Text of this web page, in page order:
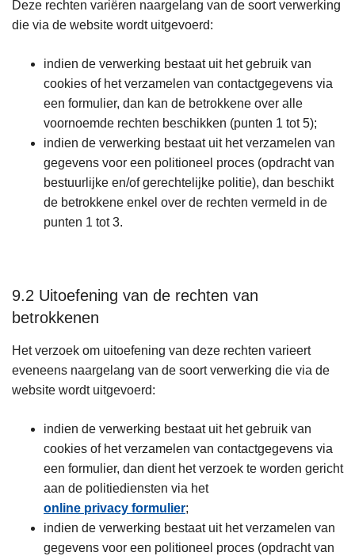
Deze rechten variëren naargelang van de soort verwerking
die via de website wordt uitgevoerd:
indien de verwerking bestaat uit het gebruik van
cookies of het verzamelen van contactgegevens via
een formulier, dan kan de betrokkene over alle
voornoemde rechten beschikken (punten 1 tot 5);
indien de verwerking bestaat uit het verzamelen van
gegevens voor een politioneel proces (opdracht van
bestuurlijke en/of gerechtelijke politie), dan beschikt
de betrokkene enkel over de rechten vermeld in de
punten 1 tot 3.
9.2 Uitoefening van de rechten van
betrokkenen
Het verzoek om uitoefening van deze rechten varieert
eveneens naargelang van de soort verwerking die via de
website wordt uitgevoerd:
indien de verwerking bestaat uit het gebruik van
cookies of het verzamelen van contactgegevens via
een formulier, dan dient het verzoek te worden gericht
aan de politiediensten via het
online privacy formulier;
indien de verwerking bestaat uit het verzamelen van
gegevens voor een politioneel proces (opdracht van